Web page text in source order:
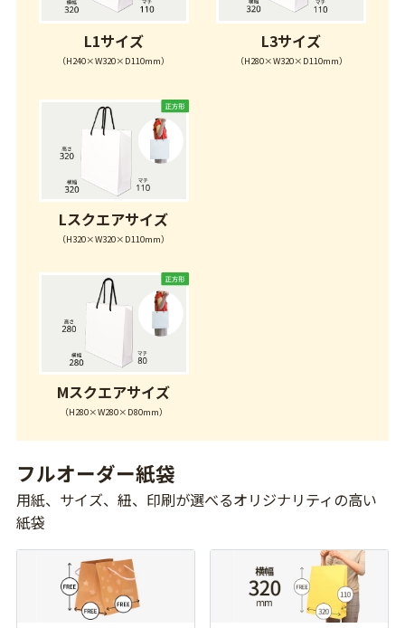
L1サイズ
（H240×W320×D110mm）
L3サイズ
（H280×W320×D110mm）
Lスクエアサイズ
（H320×W320×D110mm）
Mスクエアサイズ
（H280×W280×D80mm）
フルオーダー紙袋
用紙、サイズ、紐、印刷が選べるオリジナリティの高い
紙袋